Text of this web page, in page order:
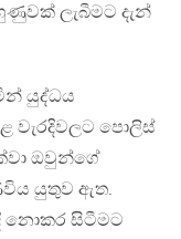
ලැබීමට දැන්
යුද්ධය
වැරදිවලට පොලිස්
ඔවුන්ගේ
යුතුව ඇත.
නොකර සිටීමට